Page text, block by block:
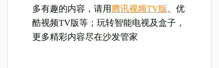
多有趣的内容，请用 腾讯视频TV版 、优
酷视频TV版等；玩转智能电视及盒子，
更多精彩内容尽在沙发管家